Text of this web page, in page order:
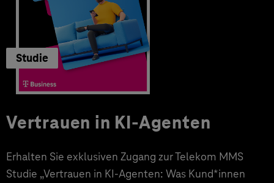
Studie
Vertrauen in KI-Agenten
Erhalten Sie exklusiven Zugang zur Telekom MMS
Studie „Vertrauen in KI-Agenten: Was Kund*innen